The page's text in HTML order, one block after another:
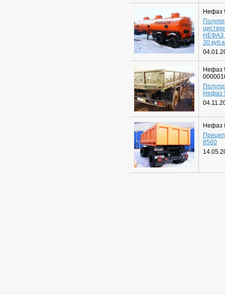
Нефаз
НЕФАЗ
30
Нефаз
Нефаз
Нефаз
8560